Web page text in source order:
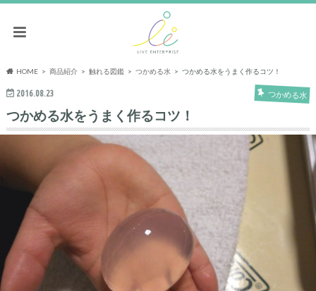
HOME 商品紹介 触れる図鑑 つかめる水 つかめる水をうまく作るコツ！
2016.08.23 つかめる水
つかめる水をうまく作るコツ！